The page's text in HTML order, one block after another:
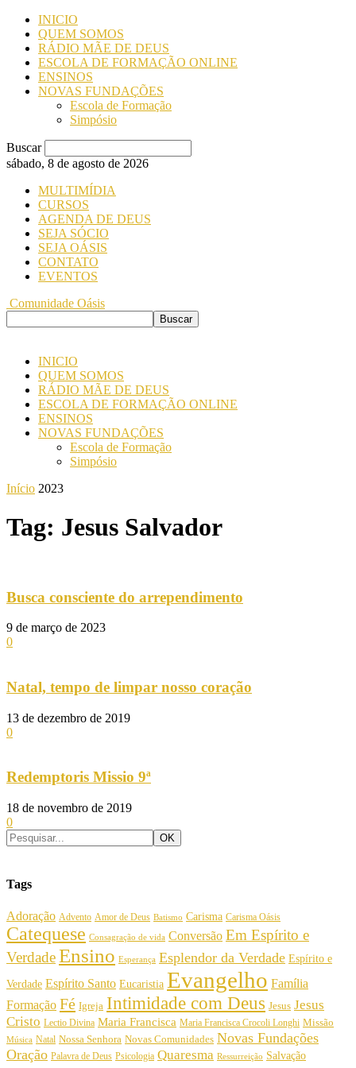
INICIO
QUEM SOMOS
RÁDIO MÃE DE DEUS
ESCOLA DE FORMAÇÃO ONLINE
ENSINOS
NOVAS FUNDAÇÕES
Escola de Formação
Simpósio
Buscar
sábado, 8 de agosto de 2026
MULTIMÍDIA
CURSOS
AGENDA DE DEUS
SEJA SÓCIO
SEJA OÁSIS
CONTATO
EVENTOS
Comunidade Oásis
INICIO
QUEM SOMOS
RÁDIO MÃE DE DEUS
ESCOLA DE FORMAÇÃO ONLINE
ENSINOS
NOVAS FUNDAÇÕES
Escola de Formação
Simpósio
Início 2023
Tag: Jesus Salvador
Busca consciente do arrependimento
9 de março de 2023
0
Natal, tempo de limpar nosso coração
13 de dezembro de 2019
0
Redemptoris Missio 9ª
18 de novembro de 2019
0
Tags
Adoração Advento Amor de Deus Batismo Carisma Carisma Oásis
Catequese Consagração de vida Conversão Em Espírito e
VerdadeEnsino Esperança Esplendor da Verdade Espírito e
Verdade Espírito Santo Eucaristia Evangelho Família
Formação Fé Igreja Intimidade com Deus Jesus Jesus
Cristo Lectio Divina Maria Francisca Maria Francisca Crocoli Longhi Missão
Música Natal Nossa Senhora Novas Comunidades Novas Fundações
Oração Palavra de Deus Psicologia Quaresma Ressurreição Salvação